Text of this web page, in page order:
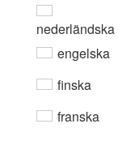
nederländska
engelska
finska
franska